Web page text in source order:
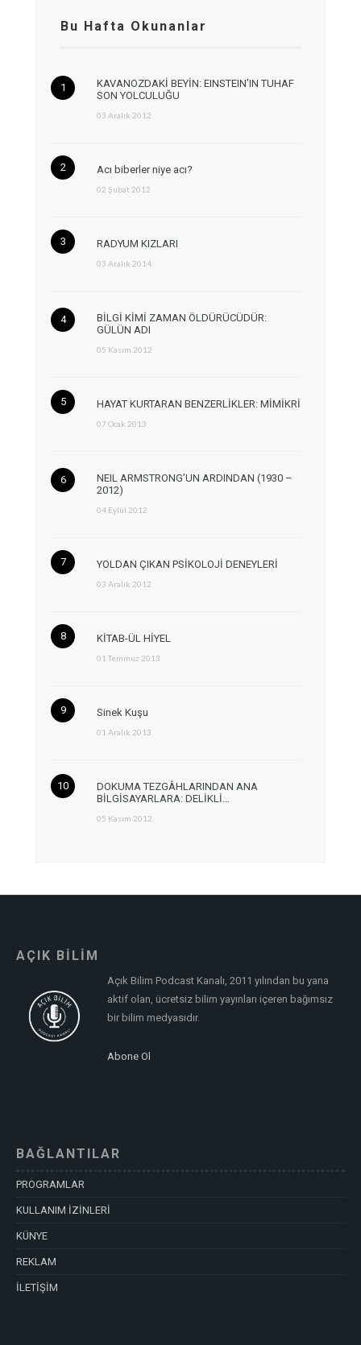
Bu Hafta Okunanlar
KAVANOZDAKİ BEYİN: EINSTEIN’IN TUHAF
SON YOLCULUĞU
03 Aralık 2012
Acı biberler niye acı?
02 Şubat 2012
RADYUM KIZLARI
03 Aralık 2014
BİLGİ KİMİ ZAMAN ÖLDÜRÜCÜDÜR:
GÜLÜN ADI
05 Kasım 2012
HAYAT KURTARAN BENZERLİKLER: MİMİKRİ
07 Ocak 2013
NEIL ARMSTRONG’UN ARDINDAN (1930 –
2012)
04 Eylül 2012
YOLDAN ÇIKAN PSİKOLOJİ DENEYLERİ
03 Aralık 2012
KİTAB-ÜL HİYEL
01 Temmuz 2013
Sinek Kuşu
01 Aralık 2013
DOKUMA TEZGÂHLARINDAN ANA
BİLGİSAYARLARA: DELİKLİ…
05 Kasım 2012
AÇIK BİLİM
Açık Bilim Podcast Kanalı, 2011 yılından bu yana
aktif olan, ücretsiz bilim yayınları içeren bağımsız
bir bilim medyasıdır.
Abone Ol
BAĞLANTILAR
PROGRAMLAR
KULLANIM İZİNLERİ
KÜNYE
REKLAM
İLETİŞİM